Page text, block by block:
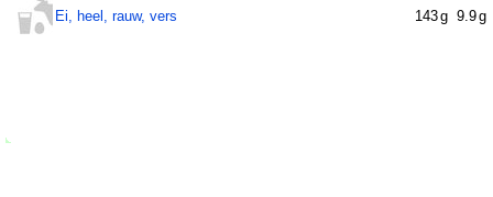
Ei, heel, rauw, vers 143g 9.9g